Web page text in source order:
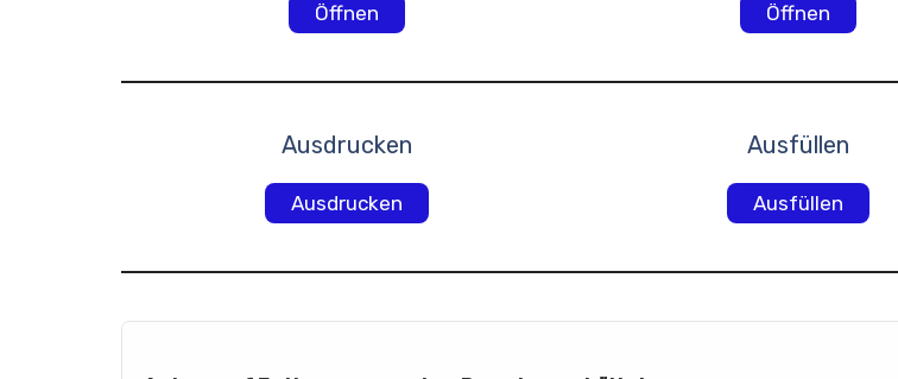
Öffnen Öffnen
Ausdrucken
Ausdrucken
Ausfüllen
Ausfüllen